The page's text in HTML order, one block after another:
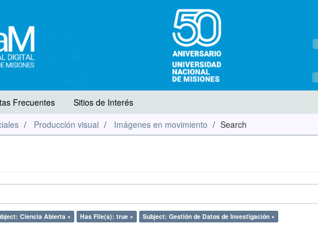
Frecuentes
Sitios de Interés
Producción visual Imágenes en movimiento Search
Ciencia Abierta × Has File(s): true ×
Subject: Gestión de Datos de Investigación ×